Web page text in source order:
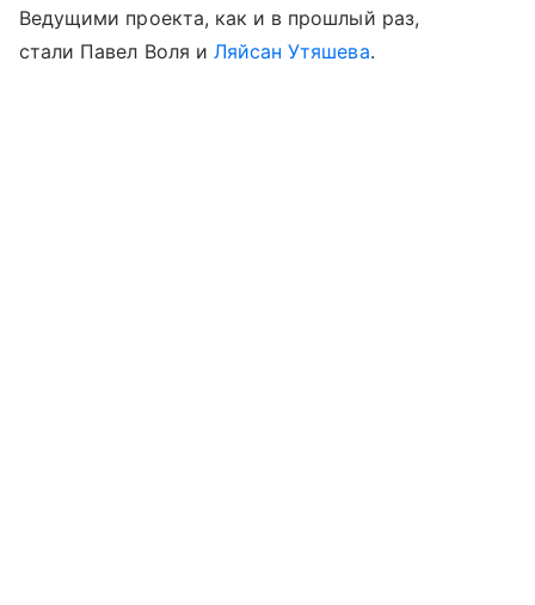
Ведущими проекта, как и в прошлый раз,
стали Павел Воля и Ляйсан Утяшева.